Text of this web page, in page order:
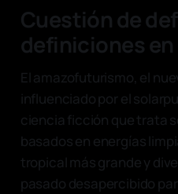
Cuestión de
definiciones
El amazofuturismo, el
influenciado por el
ciencia ficción que trata
basados en energías
tropical más grande y
pasado desapercibido